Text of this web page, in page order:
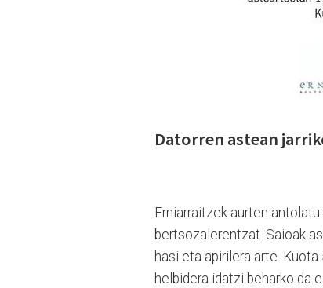
Datorren astean
Erniarraitzek aurten
bertsozalerentzat. Saioak
hasi eta apirilera arte.
helbidera idatzi beharko da